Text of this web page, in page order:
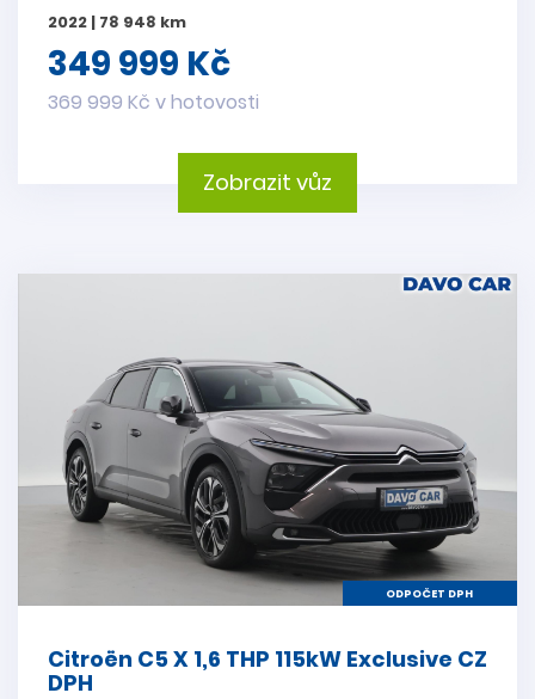
2022 | 78 948 km
349 999 Kč
369 999 Kč v hotovosti
Zobrazit vůz
ODPOČET DPH
Citroën C5 X 1,6 THP 115kW Exclusive CZ
DPH